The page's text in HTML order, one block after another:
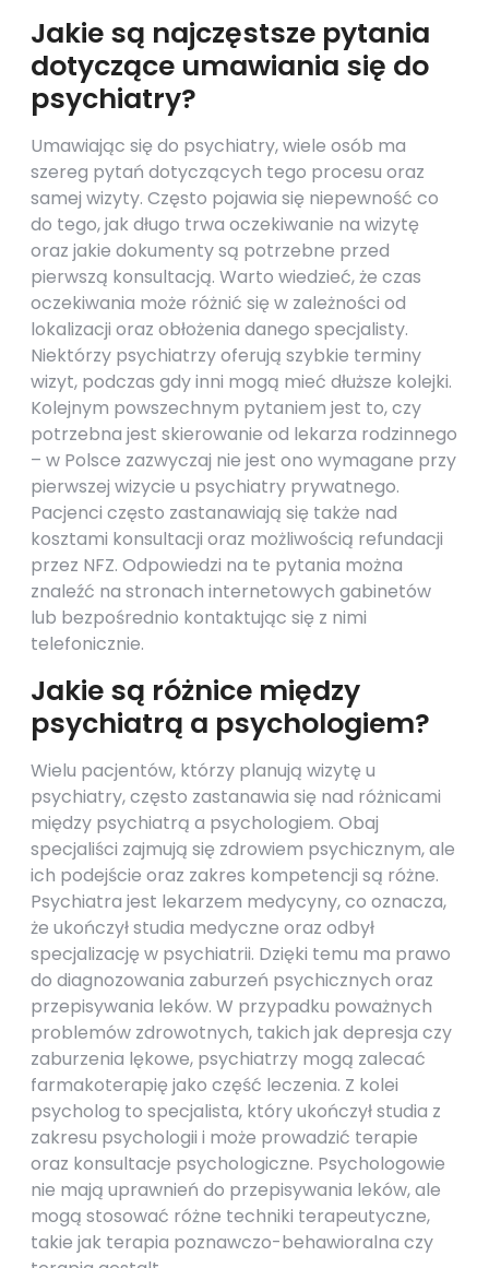
Jakie są najczęstsze pytania
dotyczące umawiania się do
psychiatry?
Umawiając się do psychiatry, wiele osób ma
szereg pytań dotyczących tego procesu oraz
samej wizyty. Często pojawia się niepewność co
do tego, jak długo trwa oczekiwanie na wizytę
oraz jakie dokumenty są potrzebne przed
pierwszą konsultacją. Warto wiedzieć, że czas
oczekiwania może różnić się w zależności od
lokalizacji oraz obłożenia danego specjalisty.
Niektórzy psychiatrzy oferują szybkie terminy
wizyt, podczas gdy inni mogą mieć dłuższe kolejki.
Kolejnym powszechnym pytaniem jest to, czy
potrzebna jest skierowanie od lekarza rodzinnego
– w Polsce zazwyczaj nie jest ono wymagane przy
pierwszej wizycie u psychiatry prywatnego.
Pacjenci często zastanawiają się także nad
kosztami konsultacji oraz możliwością refundacji
przez NFZ. Odpowiedzi na te pytania można
znaleźć na stronach internetowych gabinetów
lub bezpośrednio kontaktując się z nimi
telefonicznie.
Jakie są różnice między
psychiatrą a psychologiem?
Wielu pacjentów, którzy planują wizytę u
psychiatry, często zastanawia się nad różnicami
między psychiatrą a psychologiem. Obaj
specjaliści zajmują się zdrowiem psychicznym, ale
ich podejście oraz zakres kompetencji są różne.
Psychiatra jest lekarzem medycyny, co oznacza,
że ukończył studia medyczne oraz odbył
specjalizację w psychiatrii. Dzięki temu ma prawo
do diagnozowania zaburzeń psychicznych oraz
przepisywania leków. W przypadku poważnych
problemów zdrowotnych, takich jak depresja czy
zaburzenia lękowe, psychiatrzy mogą zalecać
farmakoterapię jako część leczenia. Z kolei
psycholog to specjalista, który ukończył studia z
zakresu psychologii i może prowadzić terapie
oraz konsultacje psychologiczne. Psychologowie
nie mają uprawnień do przepisywania leków, ale
mogą stosować różne techniki terapeutyczne,
takie jak terapia poznawczo-behawioralna czy